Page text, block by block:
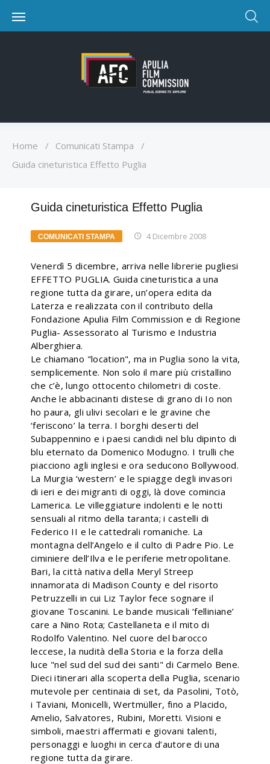
Home / Comunicati Stampa
/
Guida cineturistica Effetto Puglia
Guida cineturistica Effetto Puglia
COMUNICATI STAMPA 4 Dicembre 2008
Venerdì 5 dicembre, arriva nelle librerie pugliesi
EFFETTO PUGLIA. Guida cineturistica a una
regione tutta da girare, un’opera edita da
Laterza e realizzata con il contributo della
Fondazione Apulia Film Commission e di Regione
Puglia- Assessorato al Turismo e Industria
Alberghiera.
Le chiamano "location", ma in Puglia sono la vita,
semplicemente. Non solo il mare più cristallino
che c’è, lungo ottocento chilometri di coste.
Anche le abbacinanti distese di grano di Io non
ho paura, gli ulivi secolari e le gravine che
‘feriscono’ la terra. I borghi deserti del
Subappennino e i paesi candidi nel blu dipinto di
blu eternato da Domenico Modugno. I trulli che
piacciono agli inglesi e ora seducono Bollywood.
La Murgia ‘western’ e le spiagge degli invasori
di ieri e dei migranti di oggi, là dove comincia
Lamerica. Le villeggiature indolenti e le notti
sensuali al ritmo della taranta; i castelli di
Federico II e le cattedrali romaniche. La
montagna dell’Angelo e il culto di Padre Pio. Le
ciminiere dell’Ilva e le periferie metropolitane.
Bari, la città nativa della Meryl Streep
innamorata di Madison County e del risorto
Petruzzelli in cui Liz Taylor fece sognare il
giovane Toscanini. Le bande musicali ‘felliniane’
care a Nino Rota; Castellaneta e il mito di
Rodolfo Valentino. Nel cuore del barocco
leccese, la nudità della Storia e la forza della
luce "nel sud del sud dei santi" di Carmelo Bene.
Dieci itinerari alla scoperta della Puglia, scenario
mutevole per centinaia di set, da Pasolini, Totò,
i Taviani, Monicelli, Wertmüller, fino a Placido,
Amelio, Salvatores, Rubini, Moretti. Visioni e
simboli, maestri affermati e giovani talenti,
personaggi e luoghi in cerca d’autore di una
regione tutta da girare.